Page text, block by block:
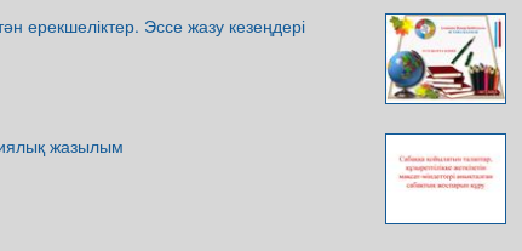
ерекшеліктер. Эссе жазу кезеңдері
жазылым